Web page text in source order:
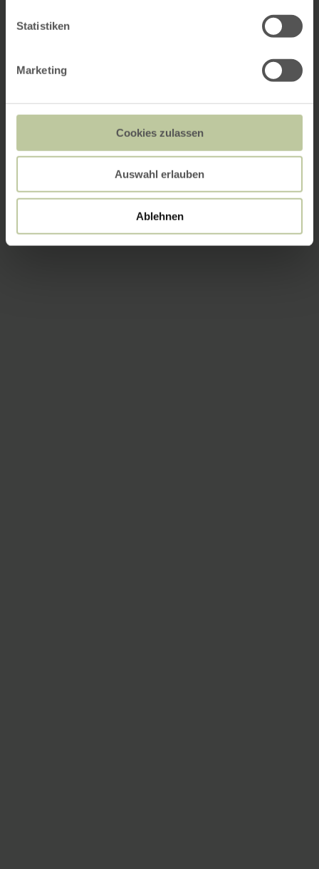
Statistiken
Marketing
Cookies zulassen
Auswahl erlauben
Ablehnen